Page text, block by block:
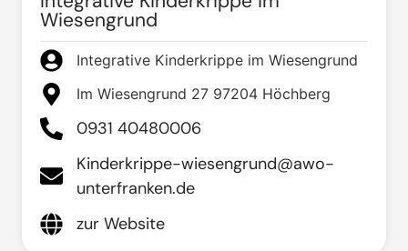
Wiesengrund
Integrative Kinderkrippe im Wiesengrund
Im Wiesengrund 27 97204 Höchberg
0931 40480006
Kinderkrippe-wiesengrund@awo-
unterfranken.de
zur Website